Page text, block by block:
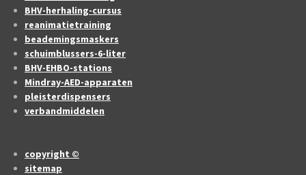
BHV-herhaling-cursus
reanimatietraining
beademingsmaskers
schuimblussers-6-liter
BHV-EHBO-stations
Mindray-AED-apparaten
pleisterdispensers
verbandmiddelen
copyright ©
sitemap